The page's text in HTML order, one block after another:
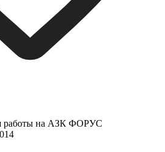
работы на АЗК ФОРУС